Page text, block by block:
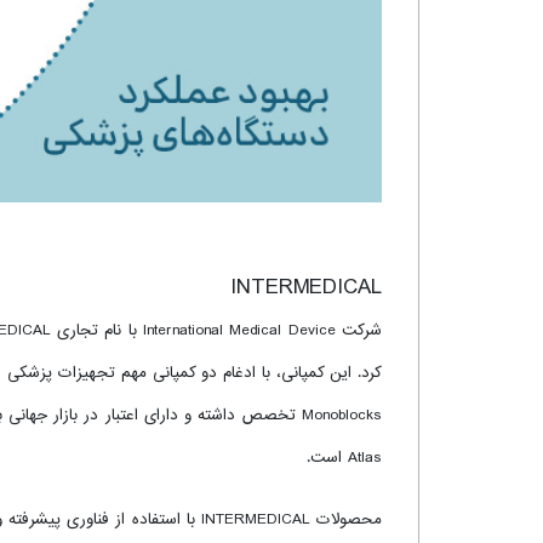
INTERMEDICAL
Atlas است.